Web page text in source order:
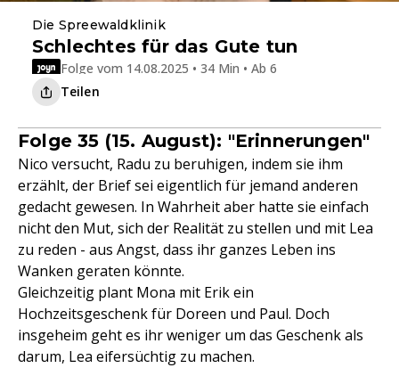
Die Spreewaldklinik
Schlechtes für das Gute tun
Folge vom 14.08.2025 • 34 Min • Ab 6
Teilen
Folge 35 (15. August): "Erinnerungen"
Nico versucht, Radu zu beruhigen, indem sie ihm
erzählt, der Brief sei eigentlich für jemand anderen
gedacht gewesen. In Wahrheit aber hatte sie einfach
nicht den Mut, sich der Realität zu stellen und mit Lea
zu reden - aus Angst, dass ihr ganzes Leben ins
Wanken geraten könnte.
Gleichzeitig plant Mona mit Erik ein
Hochzeitsgeschenk für Doreen und Paul. Doch
insgeheim geht es ihr weniger um das Geschenk als
darum, Lea eifersüchtig zu machen.